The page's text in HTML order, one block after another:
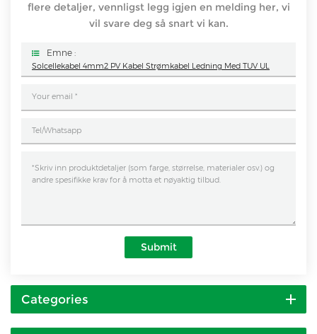
flere detaljer, vennligst legg igjen en melding her, vi
vil svare deg så snart vi kan.
Emne :
Solcellekabel 4mm2 PV Kabel Strømkabel Ledning Med TUV UL
Submit
Categories